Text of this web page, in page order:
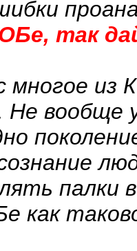
так
многое
Не вообще
как